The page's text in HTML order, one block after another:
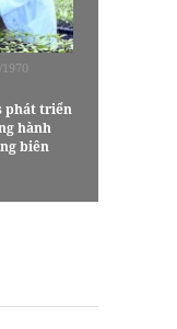
phát triển
hành
biên